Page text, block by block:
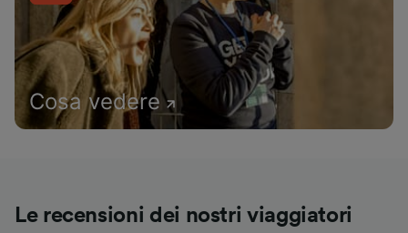
Cosa vedere
Le recensioni dei nostri viaggiatori